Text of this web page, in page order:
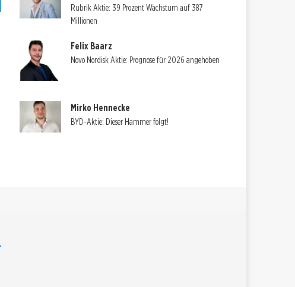
Rubrik Aktie: 39 Prozent Wachstum auf 387
Millionen
Felix Baarz
Novo Nordisk Aktie: Prognose für 2026 angehoben
Mirko Hennecke
BYD-Aktie: Dieser Hammer folgt!